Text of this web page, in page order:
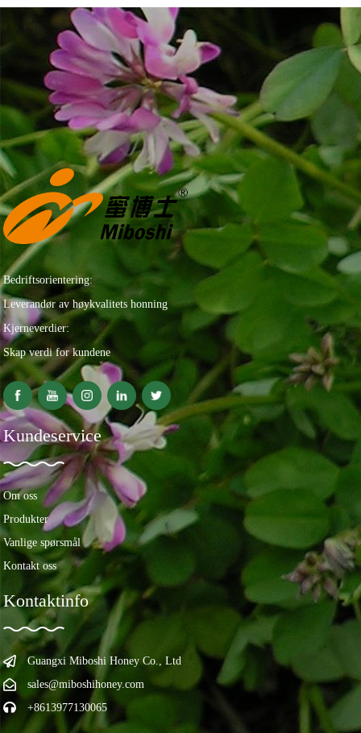
Bedriftsorientering:
Leverandør av høykvalitets honning
Kjerneverdier:
Skap verdi for kundene
Kundeservice
Om oss
Produkter
Vanlige spørsmål
Kontakt oss
Kontaktinfo
Guangxi Miboshi Honey Co., Ltd
sales@miboshihoney.com
+8613977130065